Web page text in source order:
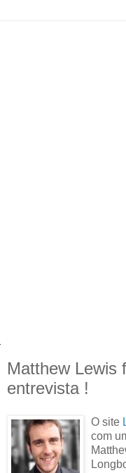
Matthew Lewis
entrevista !
O site
com